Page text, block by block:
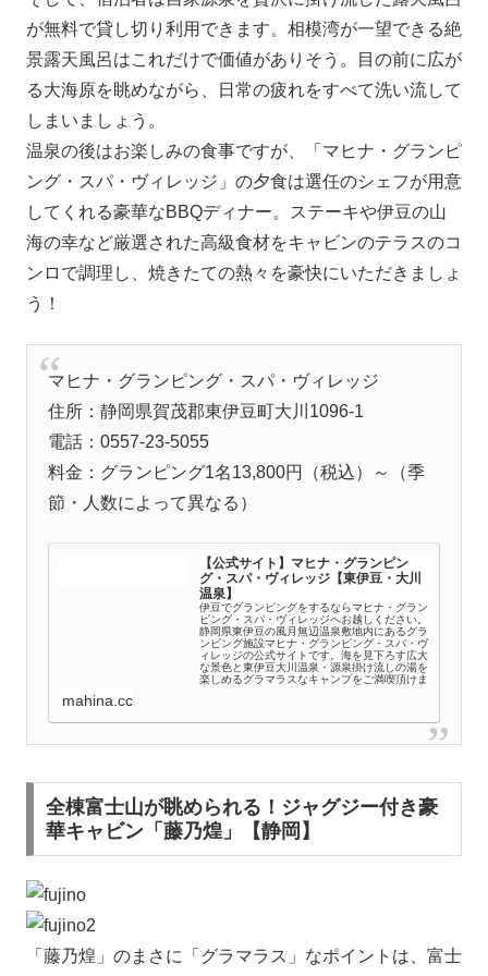
が無料で貸し切り利用できます。相模湾が一望できる絶
景露天風呂はこれだけで価値がありそう。目の前に広が
る大海原を眺めながら、日常の疲れをすべて洗い流して
しまいましょう。
温泉の後はお楽しみの食事ですが、「マヒナ・グランピ
ング・スパ・ヴィレッジ」の夕食は選任のシェフが用意
してくれる豪華なBBQディナー。ステーキや伊豆の山
海の幸など厳選された高級食材をキャビンのテラスのコ
ンロで調理し、焼きたての熱々を豪快にいただきましょ
う！
マヒナ・グランピング・スパ・ヴィレッジ
住所：静岡県賀茂郡東伊豆町大川1096-1
電話：0557-23-5055
料金：グランピング1名13,800円（税込）～（季
節・人数によって異なる）
【公式サイト】マヒナ・グランピン
グ・スパ・ヴィレッジ【東伊豆・大川
温泉】
伊豆でグランピングをするならマヒナ・グラン
ピング・スパ・ヴィレッジへお越しください。
静岡県東伊豆の風月無辺温泉敷地内にあるグラ
ンピング施設マヒナ・グランピング・スパ・ヴ
ィレッジの公式サイトです。海を見下ろす広大
な景色と東伊豆大川温泉・源泉掛け流しの湯を
楽しめるグラマラスなキャンプをご満喫頂けま
mahina.cc
全棟富士山が眺められる！ジャグジー付き豪
華キャビン「藤乃煌」【静岡】
「藤乃煌」のまさに「グラマラス」なポイントは、富士